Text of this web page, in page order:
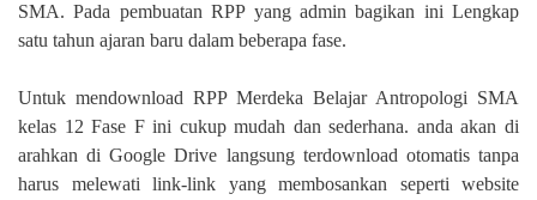
SMA. Pada pembuatan RPP yang admin bagikan ini Lengkap
satu tahun ajaran baru dalam beberapa fase.
Untuk mendownload RPP Merdeka Belajar Antropologi SMA
kelas 12 Fase F ini cukup mudah dan sederhana. anda akan di
arahkan di Google Drive langsung terdownload otomatis tanpa
harus melewati link-link yang membosankan seperti website